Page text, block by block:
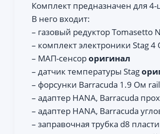
Комплект предназначен для
В него входит:
– газовый редуктор Tomasetto
– комплект электроники Stag 4
– МАП-сенсороригинал
– датчик температуры Stag
– форсунки Barracuda 1.9 Ом rail
– адаптер HANA, Barracuda
– адаптер HANA, Barracuda
– заправочная трубка d8